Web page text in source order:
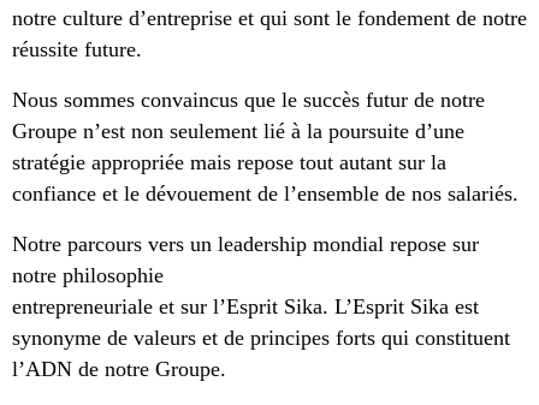
notre culture d’entreprise et qui sont le fondement de notre
réussite future.
Nous sommes convaincus que le succès futur de notre
Groupe n’est non seulement lié à la poursuite d’une
stratégie appropriée mais repose tout autant sur la
confiance et le dévouement de l’ensemble de nos salariés.
Notre parcours vers un leadership mondial repose sur
notre philosophie
entrepreneuriale et sur l’Esprit Sika. L’Esprit Sika est
synonyme de valeurs et de principes forts qui constituent
l’ADN de notre Groupe.